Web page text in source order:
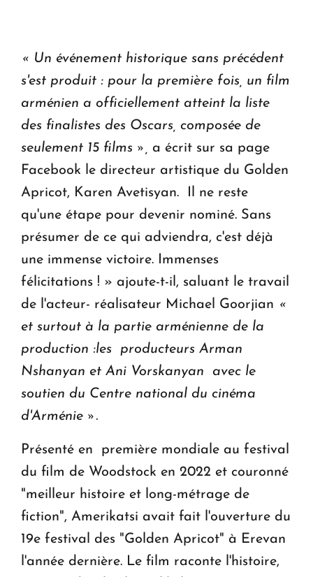
« Un événement historique sans précédent
s'est produit : pour la première fois, un film
arménien a officiellement atteint la liste
des finalistes des Oscars, composée de
seulement 15 films », a écrit sur sa page
Facebook le directeur artistique du Golden
Apricot, Karen Avetisyan. Il ne reste
qu'une étape pour devenir nominé. Sans
présumer de ce qui adviendra, c'est déjà
une immense victoire. Immenses
félicitations ! » ajoute-t-il, saluant le travail
de l'acteur- réalisateur Michael Goorjian «
et surtout à la partie arménienne de la
production :les producteurs Arman
Nshanyan et Ani Vorskanyan avec le
soutien du Centre national du cinéma
d'Arménie ».
Présenté en première mondiale au festival
du film de Woodstock en 2022 et couronné
"meilleur histoire et long-métrage de
fiction", Amerikatsi avait fait l'ouverture du
19e festival des "Golden Apricot" à Erevan
l'année dernière. Le film raconte l'histoire,